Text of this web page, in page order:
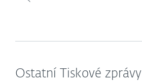
Ostatní Tiskové zprávy